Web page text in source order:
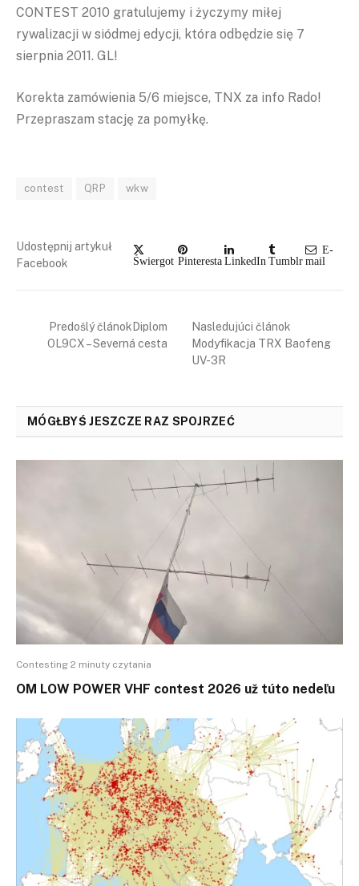
CONTEST 2010 gratulujemy i życzymy miłej
rywalizacji w siódmej edycji, która odbędzie się 7
sierpnia 2011. GL!
Korekta zamówienia 5/6 miejsce, TNX za info Rado!
Przepraszam stację za pomyłkę.
contest QRP wkw
Udostępnij artykuł
Facebook
Świergot Pinteresta LinkedIn Tumblr
E-
mail
Predošlý článokDiplom
OL9CX – Severná cesta
Nasledujúci článok
Modyfikacja TRX Baofeng
UV-3R
MÓGŁBYŚ JESZCZE RAZ SPOJRZEĆ
Contesting 2 minuty czytania
OM LOW POWER VHF contest 2026 už túto nedeľu